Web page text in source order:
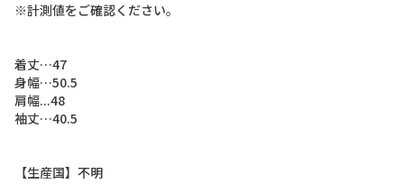
※計測値をご確認く ださい。
着丈…47
身幅…50.5
肩幅...48
袖丈…40.5
【生産国】 不明